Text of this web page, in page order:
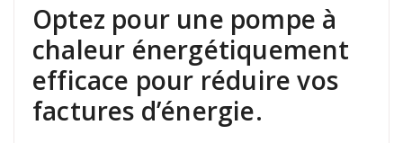
Optez pour une pompe à
chaleur énergétiquement
efficace pour réduire vos
factures d’énergie.